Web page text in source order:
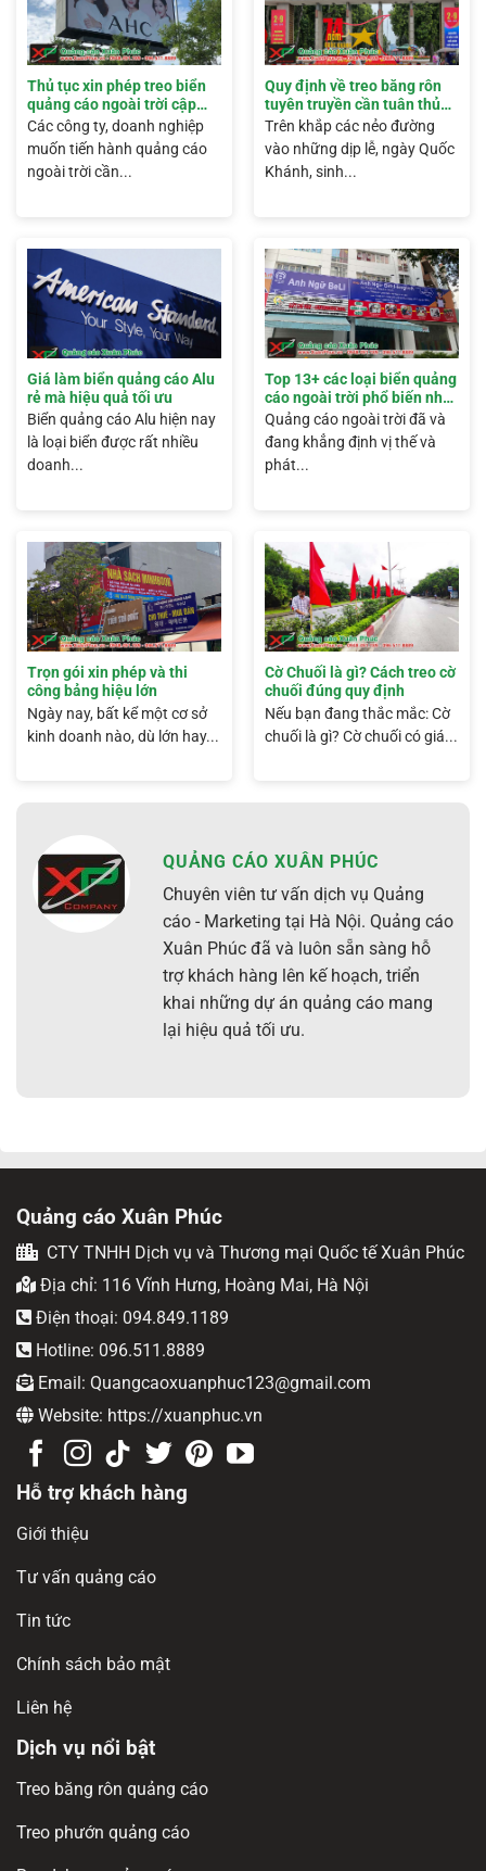
Thủ tục xin phép treo biển
quảng cáo ngoài trời cập
nhật 2026
Các công ty, doanh nghiệp
muốn tiến hành quảng cáo
ngoài trời cần...
Quy định về treo băng rôn
tuyên truyền cần tuân thủ
chính xác
Trên khắp các nẻo đường
vào những dịp lễ, ngày Quốc
Khánh, sinh...
Giá làm biển quảng cáo Alu
rẻ mà hiệu quả tối ưu
Biển quảng cáo Alu hiện nay
là loại biển được rất nhiều
doanh...
Top 13+ các loại biển quảng
cáo ngoài trời phổ biến nhất
hiện nay
Quảng cáo ngoài trời đã và
đang khẳng định vị thế và
phát...
Trọn gói xin phép và thi
công bảng hiệu lớn
Ngày nay, bất kể một cơ sở
kinh doanh nào, dù lớn hay...
Cờ Chuối là gì? Cách treo cờ
chuối đúng quy định
Nếu bạn đang thắc mắc: Cờ
chuối là gì? Cờ chuối có giá...
QUẢNG CÁO XUÂN PHÚC
Chuyên viên tư vấn dịch vụ Quảng
cáo - Marketing tại Hà Nội. Quảng cáo
Xuân Phúc đã và luôn sẵn sàng hỗ
trợ khách hàng lên kế hoạch, triển
khai những dự án quảng cáo mang
lại hiệu quả tối ưu.
Quảng cáo Xuân Phúc
CTY TNHH Dịch vụ và Thương mại Quốc tế Xuân Phúc
Địa chỉ: 116 Vĩnh Hưng, Hoàng Mai, Hà Nội
Điện thoại: 094.849.1189
Hotline: 096.511.8889
Email: Quangcaoxuanphuc123@gmail.com
Website: https://xuanphuc.vn
Hỗ trợ khách hàng
Giới thiệu
Tư vấn quảng cáo
Tin tức
Chính sách bảo mật
Liên hệ
Dịch vụ nổi bật
Treo băng rôn quảng cáo
Treo phướn quảng cáo